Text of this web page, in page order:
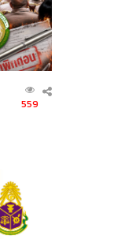
559